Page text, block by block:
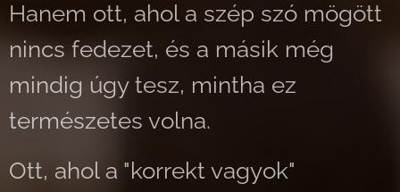
Hanem ott, ahol a szép szó mögött
nincs fedezet, és a másik még
mindig úgy tesz, mintha ez
természetes volna.
Ott, ahol a "korrekt vagyok"